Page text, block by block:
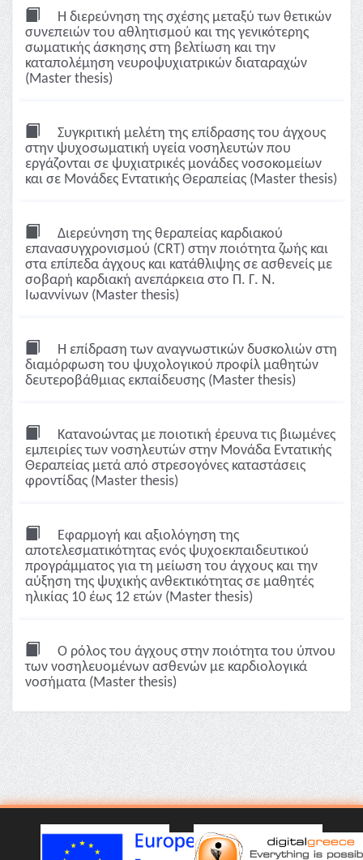
Η διερεύνηση της σχέσης μεταξύ των θετικών
συνεπειών του αθλητισμού και της γενικότερης
σωματικής άσκησης στη βελτίωση και την
καταπολέμηση νευροψυχιατρικών διαταραχών
(Master thesis)
Συγκριτική μελέτη της επίδρασης του άγχους
στην ψυχοσωματική υγεία νοσηλευτών που
εργάζονται σε ψυχιατρικές μονάδες νοσοκομείων
και σε Μονάδες Εντατικής Θεραπείας (Master thesis)
Διερεύνηση της θεραπείας καρδιακού
επανασυγχρονισμού (CRT) στην ποιότητα ζωής και
στα επίπεδα άγχους και κατάθλιψης σε ασθενείς με
σοβαρή καρδιακή ανεπάρκεια στο Π. Γ. Ν.
Ιωαννίνων (Master thesis)
Η επίδραση των αναγνωστικών δυσκολιών στη
διαμόρφωση του ψυχολογικού προφίλ μαθητών
δευτεροβάθμιας εκπαίδευσης (Master thesis)
Κατανοώντας με ποιοτική έρευνα τις βιωμένες
εμπειρίες των νοσηλευτών στην Μονάδα Εντατικής
Θεραπείας μετά από στρεσογόνες καταστάσεις
φροντίδας (Master thesis)
Εφαρμογή και αξιολόγηση της
αποτελεσματικότητας ενός ψυχοεκπαιδευτικού
προγράμματος για τη μείωση του άγχους και την
αύξηση της ψυχικής ανθεκτικότητας σε μαθητές
ηλικίας 10 έως 12 ετών (Master thesis)
Ο ρόλος του άγχους στην ποιότητα του ύπνου
των νοσηλευομένων ασθενών με καρδιολογικά
νοσήματα (Master thesis)